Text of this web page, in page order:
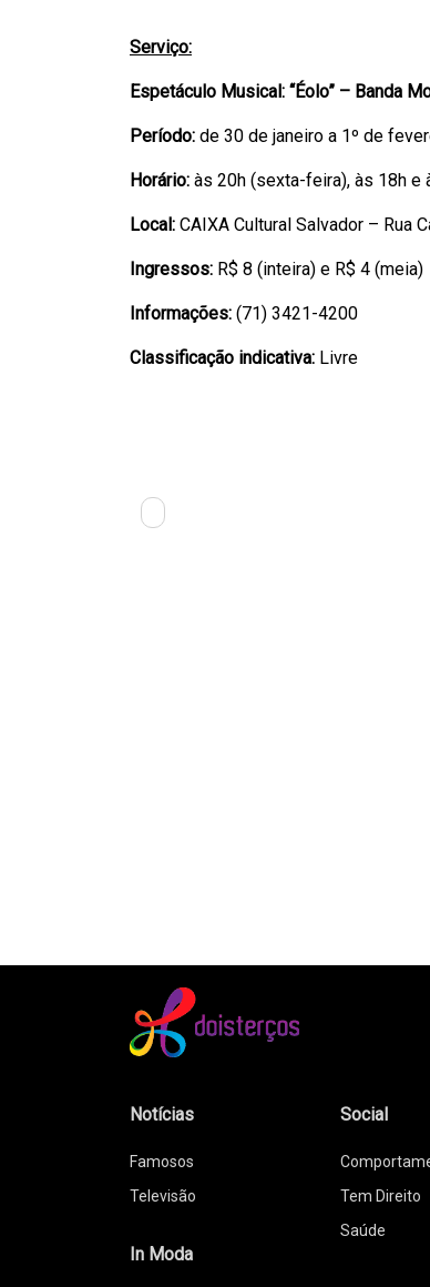
Serviço:
Espetáculo Musical: “Éolo” – Banda
Período: de 30 de janeiro a 1º de
Horário: às 20h (sexta-feira), às 18h e
Local: CAIXA Cultural Salvador – Rua
Ingressos: R$ 8 (inteira) e R$ 4 (meia)
Informações: (71) 3421-4200
Classificação indicativa: Livre
Notícias
Famosos
Televisão
In Moda
Social
Tem Direito
Saúde